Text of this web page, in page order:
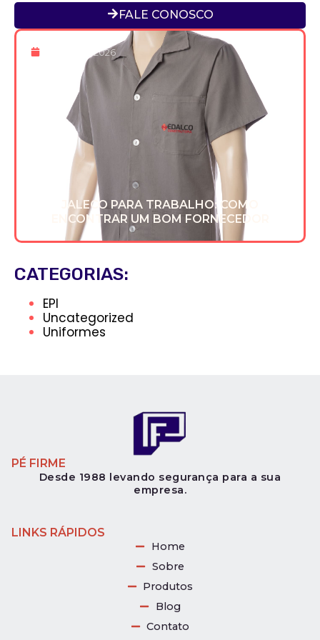
FALE CONOSCO
8 De Maio 2026
JALECO PARA TRABALHO: COMO
ENCONTRAR UM BOM FORNECEDOR
CATEGORIAS:
EPI
Uncategorized
Uniformes
PÉ FIRME
Desde 1988 levando segurança para a sua
empresa.
LINKS RÁPIDOS
Home
Sobre
Produtos
Blog
Contato